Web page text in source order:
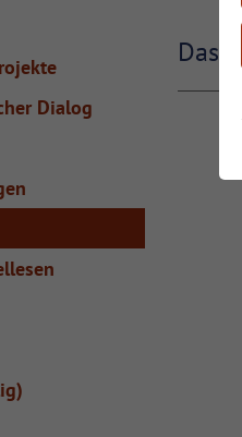
Dialog
Das